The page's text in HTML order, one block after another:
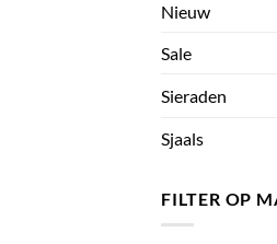
Nieuw
Sale
Sieraden
Sjaals
FILTER OP